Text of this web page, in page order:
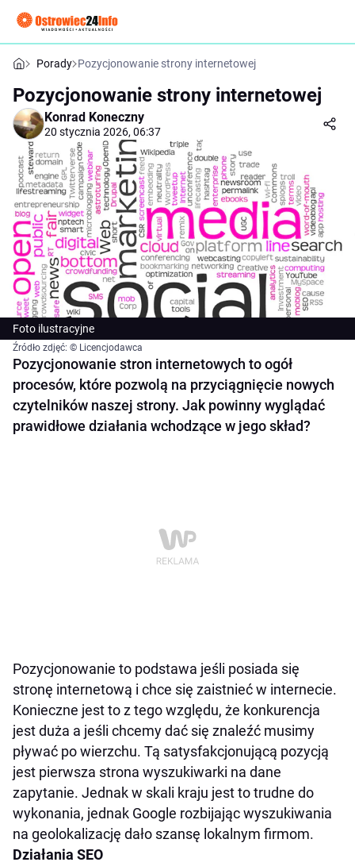
Porady Pozycjonowanie strony internetowej
Pozycjonowanie strony internetowej
Konrad Koneczny
20 stycznia 2026, 06:37
Foto ilustracyjne
Źródło zdjęć: © Licencjodawca
Pozycjonowanie stron internetowych to ogół
procesów, które pozwolą na przyciągnięcie nowych
czytelników naszej strony. Jak powinny wyglądać
prawidłowe działania wchodzące w jego skład?
Pozycjonowanie to podstawa jeśli posiada się
stronę internetową i chce się zaistnieć w internecie.
Konieczne jest to z tego względu, że konkurencja
jest duża a jeśli chcemy dać się znaleźć musimy
pływać po wierzchu. Tą satysfakcjonującą pozycją
jest pierwsza strona wyszukiwarki na dane
zapytanie. Jednak w skali kraju jest to trudne do
wykonania, jednak Google rozbijając wyszukiwania
na geolokalizację dało szansę lokalnym firmom.
Działania SEO